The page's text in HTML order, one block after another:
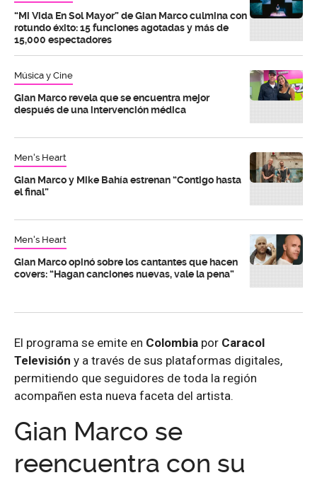
“Mi Vida En Sol Mayor” de Gian Marco culmina con
rotundo éxito: 15 funciones agotadas y más de
15,000 espectadores
Música y Cine
Gian Marco revela que se encuentra mejor
después de una intervención médica
Men's Heart
Gian Marco y Mike Bahía estrenan “Contigo hasta
el final”
Men's Heart
Gian Marco opinó sobre los cantantes que hacen
covers: “Hagan canciones nuevas, vale la pena”
El programa se emite en Colombia por Caracol
Televisión y a través de sus plataformas digitales,
permitiendo que seguidores de toda la región
acompañen esta nueva faceta del artista.
Gian Marco se
reencuentra con su